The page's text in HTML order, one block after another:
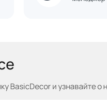
BasicDecor и узнавайтео